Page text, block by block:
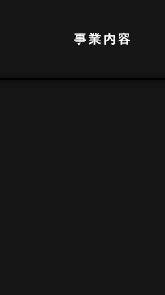
事業内容